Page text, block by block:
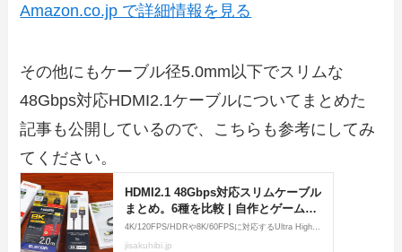
Amazon.co.jp で詳細情報を見る
その他にもケーブル径5.0mm以下でスリムな
48Gbps対応HDMI2.1ケーブルについてまとめた
記事も公開しているので、こちらも参考にしてみ
てください。